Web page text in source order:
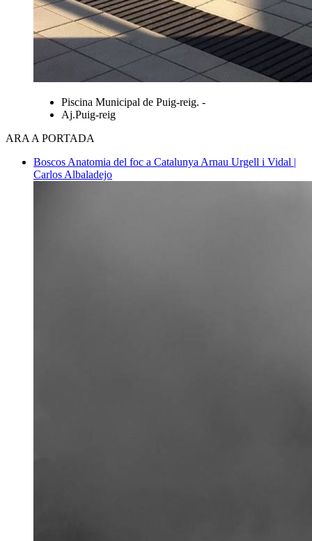
Piscina Municipal de Puig-reig. -
Aj.Puig-reig
ARA A PORTADA
Boscos Anatomia del foc a Catalunya Arnau Urgell i Vidal |
Carlos Albaladejo